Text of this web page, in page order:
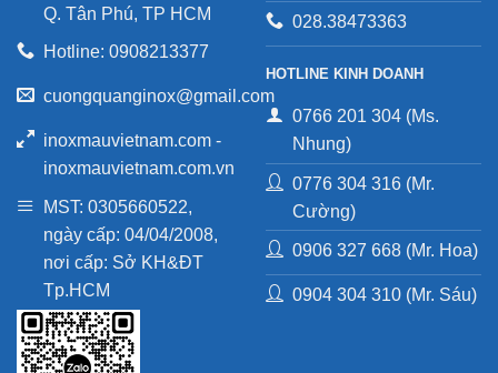
Q. Tân Phú, TP HCM
Hotline: 0908213377
cuongquanginox@gmail.com
inoxmauvietnam.com -
inoxmauvietnam.com.vn
MST: 0305660522,
ngày cấp: 04/04/2008,
nơi cấp: Sở KH&ĐT
Tp.HCM
028.38473363
HOTLINE KINH DOANH
0766 201 304 (Ms.
Nhung)
0776 304 316 (Mr.
Cường)
0906 327 668 (Mr. Hoa)
0904 304 310 (Mr. Sáu)